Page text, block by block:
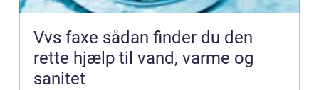
Vvs faxe sådan finder du den
rette hjælp til vand, varme og
sanitet